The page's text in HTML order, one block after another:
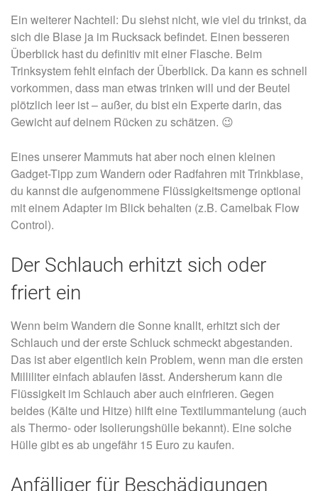
Ein weiterer Nachteil: Du siehst nicht, wie viel du trinkst, da
sich die Blase ja im Rucksack befindet. Einen besseren
Überblick hast du definitiv mit einer Flasche. Beim
Trinksystem fehlt einfach der Überblick. Da kann es schnell
vorkommen, dass man etwas trinken will und der Beutel
plötzlich leer ist – außer, du bist ein Experte darin, das
Gewicht auf deinem Rücken zu schätzen. 😉
Eines unserer Mammuts hat aber noch einen kleinen
Gadget-Tipp zum Wandern oder Radfahren mit Trinkblase,
du kannst die aufgenommene Flüssigkeitsmenge optional
mit einem Adapter im Blick behalten (z.B. Camelbak Flow
Control).
Der Schlauch erhitzt sich oder
friert ein
Wenn beim Wandern die Sonne knallt, erhitzt sich der
Schlauch und der erste Schluck schmeckt abgestanden.
Das ist aber eigentlich kein Problem, wenn man die ersten
Milliliter einfach ablaufen lässt. Andersherum kann die
Flüssigkeit im Schlauch aber auch einfrieren. Gegen
beides (Kälte und Hitze) hilft eine Textilummantelung (auch
als Thermo- oder Isolierungshülle bekannt). Eine solche
Hülle gibt es ab ungefähr 15 Euro zu kaufen.
Anfälliger für Beschädigungen